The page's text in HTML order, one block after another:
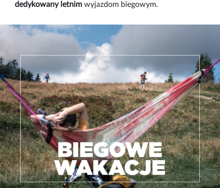
dedykowany letnim wyjazdom biegowym.